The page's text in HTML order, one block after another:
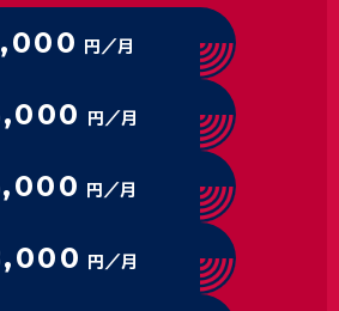
円／月
円／月
円／月
円／月